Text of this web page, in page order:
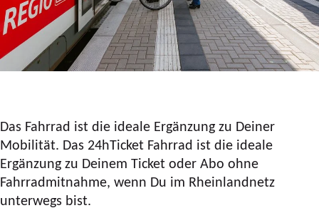
Das Fahrrad ist die ideale Ergänzung zu Deiner
Mobilität. Das 24hTicket Fahrrad ist die ideale
Ergänzung zu Deinem Ticket oder Abo ohne
Fahrradmitnahme, wenn Du im Rheinlandnetz
unterwegs bist.